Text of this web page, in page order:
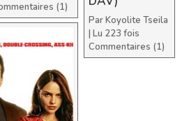
(1)
ParKoyolite Tseila
| Lu 223 fois
Commentaires (1)